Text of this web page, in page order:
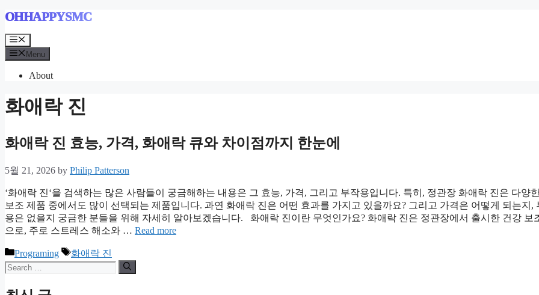
Skip
content
OHHAPPYSMC
Menu
Menu
About
화애락 진
화애락 진 효능, 가격, 화애락 큐와 차이점까지 한눈에
5월 21, 2026 by Philip Patterson
‘화애락 진‘을 검색하는 많은 사람들이 궁금해하는 내용은 그 효능, 가격, 그리고 부작용입니다. 특히, 정관장 화애락 진은 다양
보조 제품 중에서도 많이 선택되는 제품입니다. 과연 화애락 진은 어떤 효과를 가지고 있을까요? 그리고 가격은 어떻게 되는지,
용은 없을지 궁금한 분들을 위해 자세히 알아보겠습니다. 화애락 진이란 무엇인가요? 화애락 진은 정관장에서 출시한 건강 보
으로, 주로 스트레스 해소와 … Read more
Categories
Programing Tags
화애락 진
Search
for: